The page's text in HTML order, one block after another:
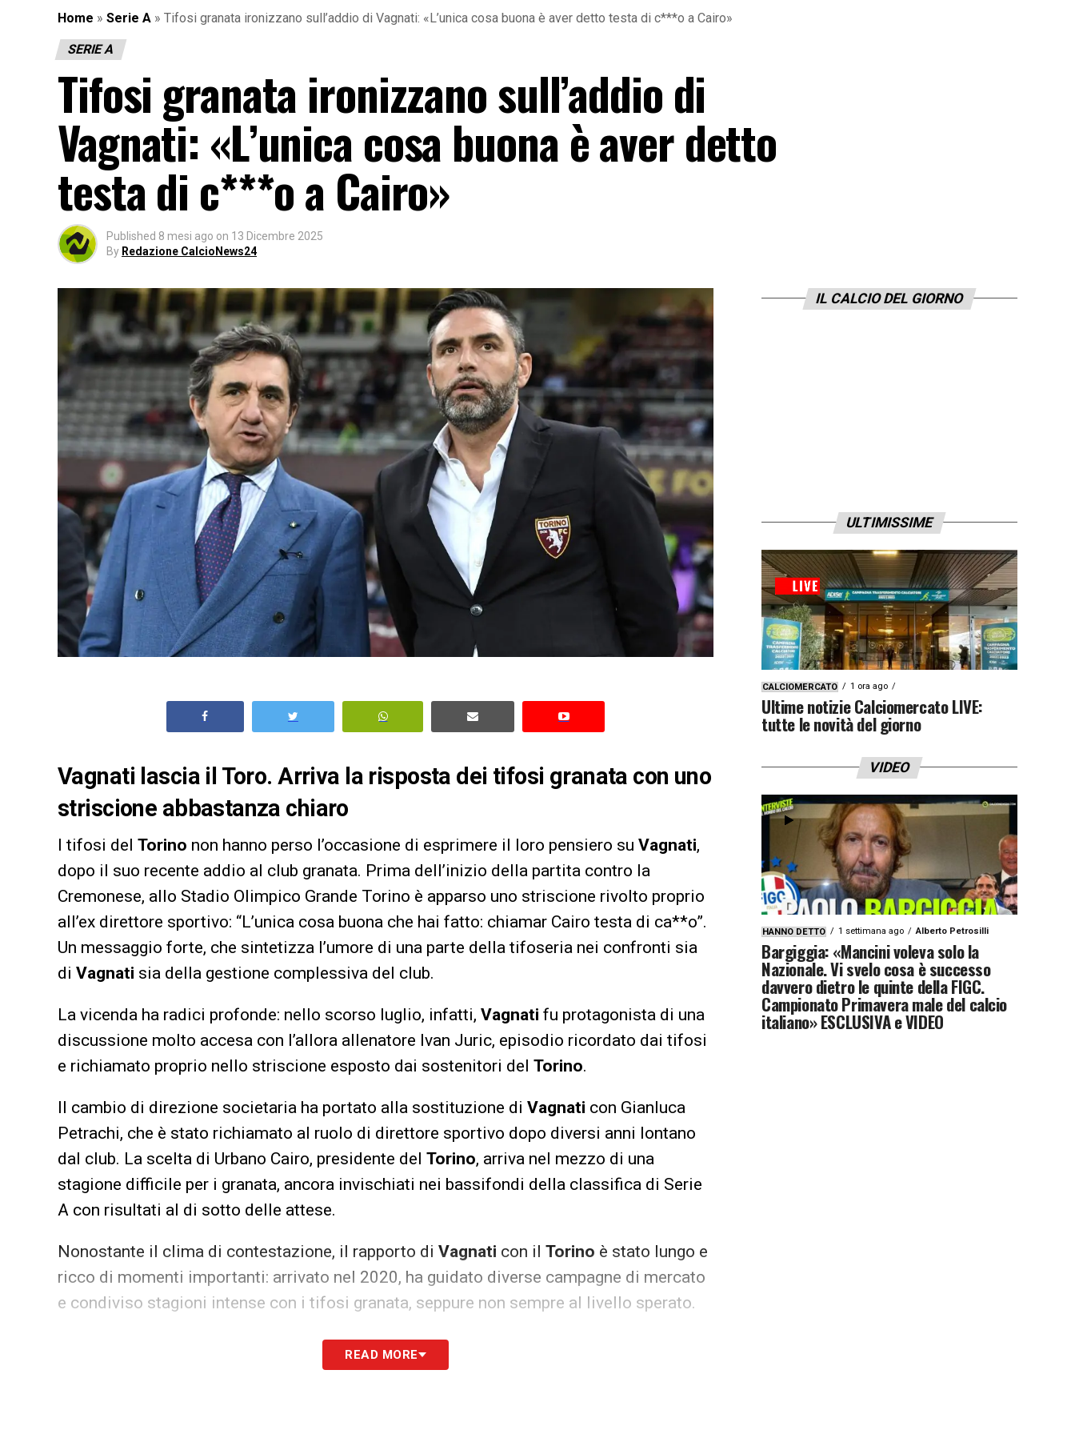
Home » Serie A » Tifosi granata ironizzano sull’addio di Vagnati: «L’unica cosa buona è aver detto testa di c***o a Cairo»
SERIE A
Tifosi granata ironizzano sull’addio di
Vagnati: «L’unica cosa buona è aver detto
testa di c***o a Cairo»
Published 8 mesi ago on 13 Dicembre 2025
By Redazione CalcioNews24
Vagnati lascia il Toro. Arriva la risposta dei tifosi granata con uno
striscione abbastanza chiaro
I tifosi del Torino non hanno perso l’occasione di esprimere il loro pensiero su Vagnati,
dopo il suo recente addio al club granata. Prima dell’inizio della partita contro la
Cremonese, allo Stadio Olimpico Grande Torino è apparso uno striscione rivolto proprio
all’ex direttore sportivo: “L’unica cosa buona che hai fatto: chiamar Cairo testa di ca**o”.
Un messaggio forte, che sintetizza l’umore di una parte della tifoseria nei confronti sia
di Vagnati sia della gestione complessiva del club.
La vicenda ha radici profonde: nello scorso luglio, infatti, Vagnati fu protagonista di una
discussione molto accesa con l’allora allenatore Ivan Juric, episodio ricordato dai tifosi
e richiamato proprio nello striscione esposto dai sostenitori del Torino.
Il cambio di direzione societaria ha portato alla sostituzione di Vagnati con Gianluca
Petrachi, che è stato richiamato al ruolo di direttore sportivo dopo diversi anni lontano
dal club. La scelta di Urbano Cairo, presidente del Torino, arriva nel mezzo di una
stagione difficile per i granata, ancora invischiati nei bassifondi della classifica di Serie
A con risultati al di sotto delle attese.
Nonostante il clima di contestazione, il rapporto di Vagnati con il Torino è stato lungo e
ricco di momenti importanti: arrivato nel 2020, ha guidato diverse campagne di mercato
e condiviso stagioni intense con i tifosi granata, seppure non sempre al livello sperato.
Il saluto dei tifosi, tuttavia, riflette la frustrazione e la critica verso la gestione sportiva
è spesso percepito come figura simbolica delle scelte non
READ MORE
IL CALCIO DEL GIORNO
ULTIMISSIME
CALCIOMERCATO 1 ora ago
Ultime notizie Calciomercato LIVE:
tutte le novità del giorno
VIDEO
HANNO DETTO 1 settimana ago Alberto Petrosilli
Bargiggia: «Mancini voleva solo la
Nazionale. Vi svelo cosa è successo
davvero dietro le quinte della FIGC.
Campionato Primavera male del calcio
italiano» ESCLUSIVA e VIDEO